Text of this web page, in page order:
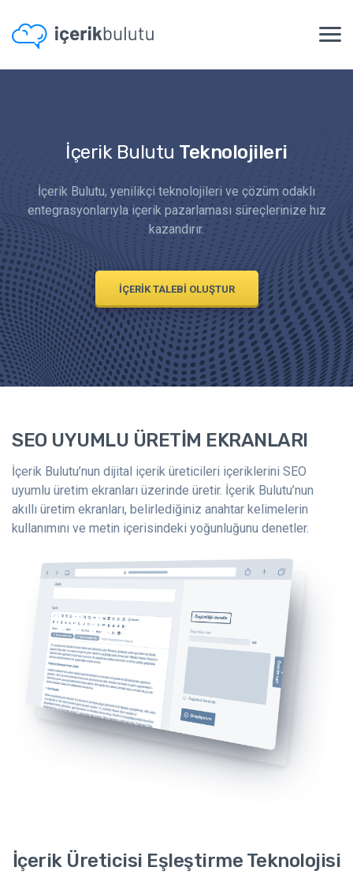
İçerik Bulutu Teknolojileri
İçerik Bulutu, yenilikçi teknolojileri ve çözüm odaklı
entegrasyonlarıyla içerik pazarlaması süreçlerinize hız
kazandırır.
İÇERİK TALEBİ OLUŞTUR
SEO UYUMLU ÜRETİM EKRANLARI
İçerik Bulutu’nun dijital içerik üreticileri içeriklerini SEO
uyumlu üretim ekranları üzerinde üretir. İçerik Bulutu’nun
akıllı üretim ekranları, belirlediğiniz anahtar kelimelerin
kullanımını ve metin içerisindeki yoğunluğunu denetler.
İçerik Üreticisi Eşleştirme Teknolojisi